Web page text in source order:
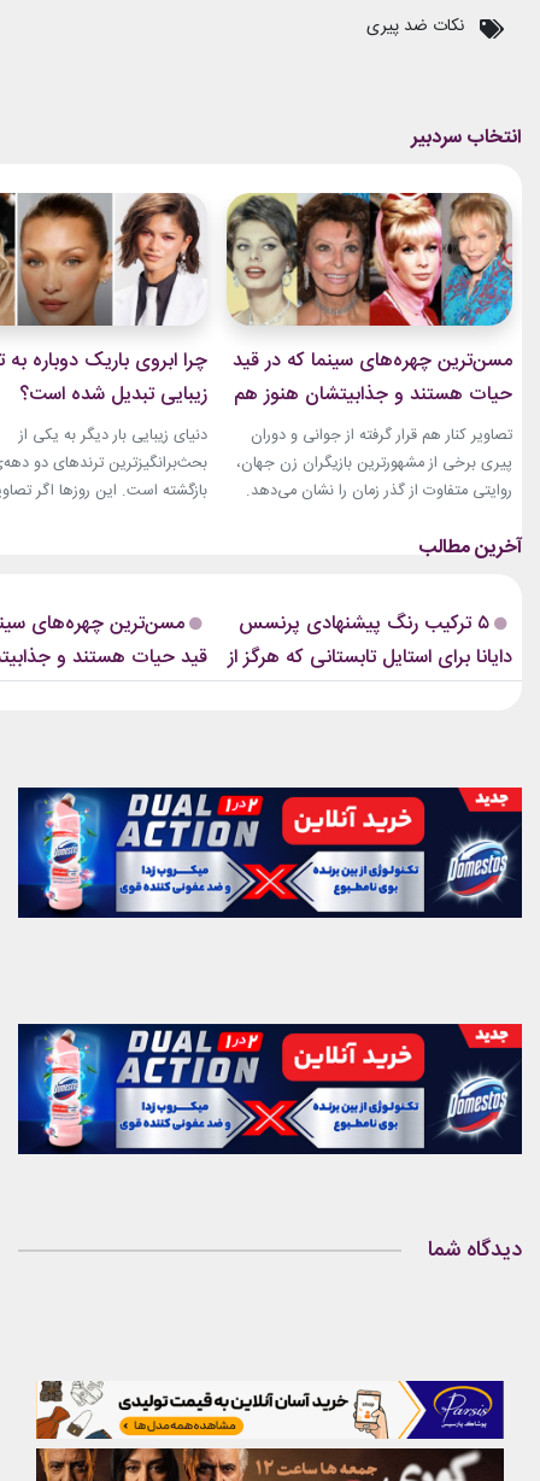
نکات ضد پیری
مسن‌ترین چهره‌های سینما که در قید
حیات هستند و جذابیتشان هنوز هم
باقیست!
تصاویر کنار هم قرار گرفته از جوانی و دوران
پیری برخی از مشهورترین بازیگران زن جهان،
روایتی متفاوت از گذر زمان را نشان می‌دهد.
هنوز با حضور، شخصیت و میراث هنری خود
سال‌های جوانی محدود...
چرا ابروی باریک دوباره به
زیبایی تبدیل شده است؟
دنیای زیبایی بار دیگر به یکی از
بحث‌برانگیزترین ترندهای دو
بازگشته است. این روزها اگر
ابروهای بسیار نازک دهه ۱۹۹۰ و اوایل دهه...
۵ ترکیب رنگ پیشنهادی پرنسس
دایانا برای استایل تابستانی که هرگز از
مد نمی‌افتند
مسن‌ترین چهره‌های
قید حیات هستند و
هم باقیست!
دیدگاه شما